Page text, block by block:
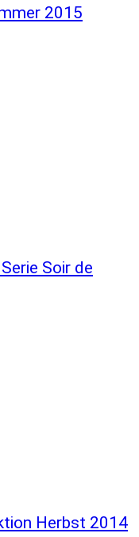
2015
Soir de
Herbst 2014